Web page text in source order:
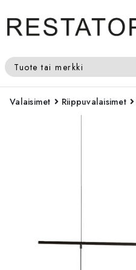
Tuote tai merkki
Valaisimet Riippuvalaisimet